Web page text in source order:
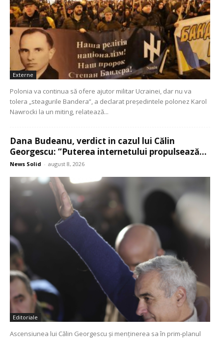
Externe
Polonia va continua să ofere ajutor militar Ucrainei, dar nu va
tolera „steagurile Bandera”, a declarat președintele polonez Karol
Nawrocki la un miting, relatează...
Dana Budeanu, verdict in cazul lui Călin
Georgescu: “Puterea internetului propulsează...
News Solid - august 8, 2026
Editoriale
Ascensiunea lui Călin Georgescu și menținerea sa în prim-planul